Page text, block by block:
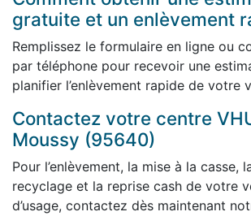
gratuite et un enlèvement
Remplissez le formulaire en ligne ou
par téléphone pour recevoir une
planifier l’enlèvement rapide de votre
Contactez votre centre
Moussy (95640)
Pour l’enlèvement, la mise à la casse,
recyclage et la reprise cash de votre
d’usage, contactez dès maintenant